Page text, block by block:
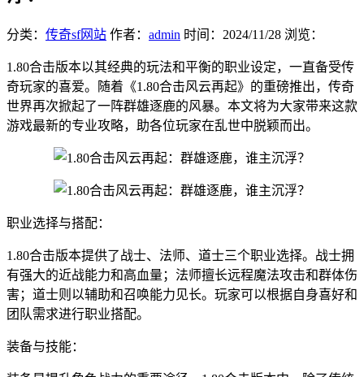
分类： 传奇sf网站 作者： admin 时间： 2024/11/28 浏览：
1.80合击版本以其经典的玩法和平衡的职业设定，一直备受传
奇玩家的喜爱。随着《1.80合击风云再起》的重磅推出，传奇
世界再次掀起了一阵群雄逐鹿的风暴。本文将为大家带来这款
游戏最新的专业攻略，助各位玩家在乱世中脱颖而出。
职业选择与搭配：
1.80合击版本提供了战士、法师、道士三个职业选择。战士拥
有强大的近战能力和高血量；法师擅长远程魔法攻击和群体伤
害；道士则以辅助和召唤能力见长。玩家可以根据自身喜好和
团队需求进行职业搭配。
装备与技能：